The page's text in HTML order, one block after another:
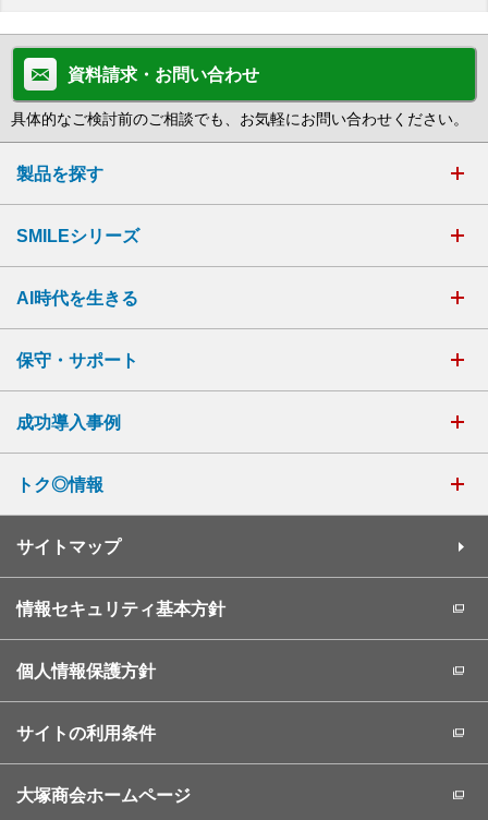
資料請求・お問い合わせ
具体的なご検討前のご相談でも、お気軽にお問い合わせください。
製品を探す
SMILEシリーズ
AI時代を生きる
保守・サポート
成功導入事例
トク◎情報
サイトマップ
情報セキュリティ基本方針
個人情報保護方針
サイトの利用条件
大塚商会ホームページ